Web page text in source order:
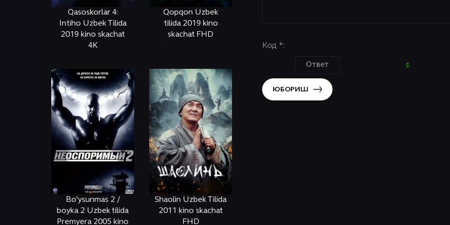
Qasoskorlar 4:
Intiho Uzbek Tilida
2019 kino skachat
4K
Qopqon Uzbek
tilida 2019 kino
skachat FHD
Bo'ysunmas 2 /
boyka 2 Uzbek tilida
Premyera 2005 kino
Shaolin Uzbek Tilida
2011 kino skachat
FHD
Код *:
ЮБОРИШ